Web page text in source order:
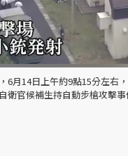
6月14日上午約9點15分左右
衛官候補生持自動步槍攻擊